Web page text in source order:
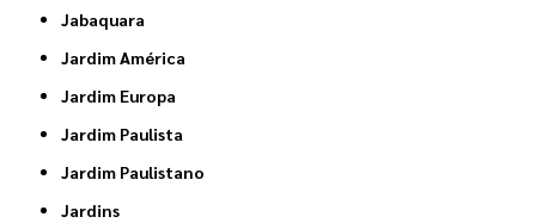
Jabaquara
Jardim América
Jardim Europa
Jardim Paulista
Jardim Paulistano
Jardins